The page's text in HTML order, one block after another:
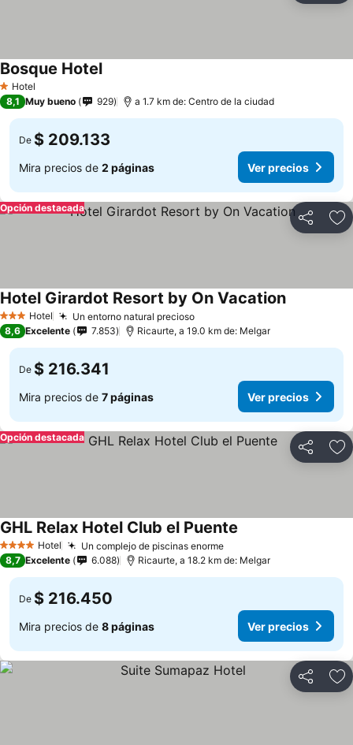
1 Estrellas
Hotel
Bosque Hotel
8,1 Muy bueno 929 a 1.7 km de: Centro de la ciudad
De $ 209.133
Mira precios de 2 páginas Ver precios
Compartir
Opción destacada
3 Estrellas
Hotel Un entorno natural precioso
Hotel Girardot Resort by On Vacation
8,6 Excelente 7.853 Ricaurte, a 19.0 km de: Melgar
De $ 216.341
Mira precios de 7 páginas Ver precios
Compartir
Opción destacada
4 EstrellasHotel Un complejo de piscinas enorme
GHL Relax Hotel Club el Puente
8,7 Excelente 6.088 Ricaurte, a 18.2 km de: Melgar
De $ 216.450
Mira precios de 8 páginas Ver precios
Compartir